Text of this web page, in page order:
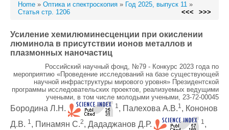
Home » Оптика и спектроскопия » Год 2025, выпуск 11 »
Статья стр. 1206
<<< >>>
Усиление хемилюминесценции при окислении
люминола в присутствии ионов металлов и
плазмонных наночастиц
Российский научный фонд, №79 - Конкурс 2023 года по
мероприятию «Проведение исследований на базе существующей
научной инфраструктуры мирового уровня» Президентской
программы исследовательских проектов, реализуемых ведущими
учеными, в том числе молодыми учеными, 23-72-00045
Бородина Л.Н. 1 , Палехова А.В.1 , Кононов
Д.В. 1 , Пинамян С.2, Дададжанов Д.Р. 1 ,